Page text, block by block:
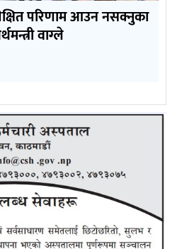
परिणाम आउन नसक्नुका
वाग्ले